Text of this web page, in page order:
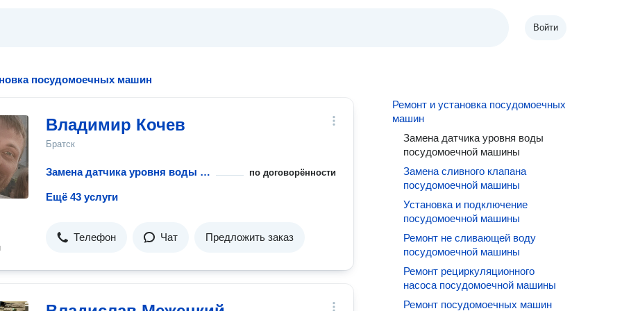
Войти
посудомоечных машин
Владимир Кочев
Братск
Замена датчика уровня воды посудомоечной машины по договорённости
Ещё 43 услуги
Телефон Чат Предложить заказ
Ремонт и установка посудомоечных
машин
Замена датчика уровня воды
посудомоечной машины
Замена сливного клапана
посудомоечной машины
Установка и подключение
посудомоечной машины
Ремонт не сливающей воду
посудомоечной машины
Ремонт рециркуляционного
насоса посудомоечной машины
Ремонт посудомоечных машин